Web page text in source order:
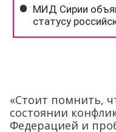
«Стоит помнить,
состоянии
Федерацией и